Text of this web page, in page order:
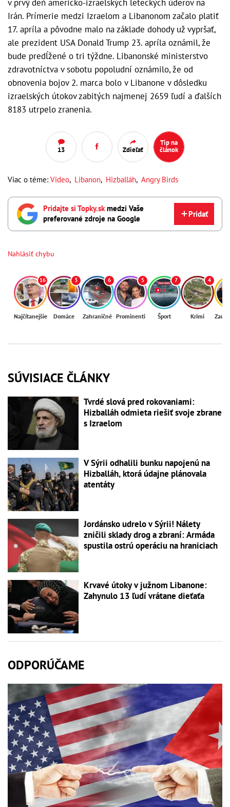
v prvý deň americko-izraelských leteckých úderov na
Irán. Prímerie medzi Izraelom a Libanonom začalo platiť
17. apríla a pôvodne malo na základe dohody už vypršať,
ale prezident USA Donald Trump 23. apríla oznámil, že
bude predĺžené o tri týždne. Libanonské ministerstvo
zdravotníctva v sobotu popoludní oznámilo, že od
obnovenia bojov 2. marca bolo v Libanone v dôsledku
izraelských útokov zabitých najmenej 2659 ľudí a ďalších
8183 utrpelo zranenia.
13 Zdieľať
Tip na
článok
Viac o téme: Video, Libanon, Hizballáh, Angry Birds
Pridajte si Topky.skmedzi Vaše
preferované zdroje na Google
Pridať
Nahlásiť chybu
16
Najčítanejšie
3
Domáce
6
Zahraničné
5
Prominenti
7
Šport
4
Krimi
SÚVISIACE ČLÁNKY
Tvrdé slová pred rokovaniami:
Hizballáh odmieta riešiť svoje zbrane
s Izraelom
V Sýrii odhalili bunku napojenú na
Hizballáh, ktorá údajne plánovala
atentáty
Jordánsko udrelo v Sýrii! Nálety
zničili sklady drog a zbraní: Armáda
spustila ostrú operáciu na hraniciach
Krvavé útoky v južnom Libanone:
Zahynulo 13 ľudí vrátane dieťaťa
ODPORÚČAME